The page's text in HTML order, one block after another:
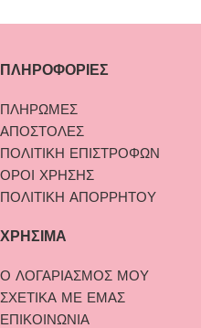
ΠΛΗΡΟΦΟΡΙΕΣ
ΠΛΗΡΩΜΕΣ
ΑΠΟΣΤΟΛΕΣ
ΠΟΛΙΤΙΚΗ ΕΠΙΣΤΡΟΦΩΝ
ΟΡΟΙ ΧΡΗΣΗΣ
ΠΟΛΙΤΙΚΗ ΑΠΟΡΡΗΤΟΥ
ΧΡΗΣΙΜΑ
Ο ΛΟΓΑΡΙΑΣΜΟΣ ΜΟΥ
ΣΧΕΤΙΚΑ ΜΕ ΕΜΑΣ
ΕΠΙΚΟΙΝΩΝΙΑ